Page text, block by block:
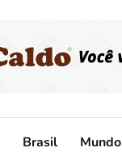
Brasil Mundo